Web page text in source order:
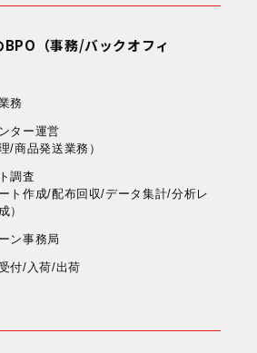
BPO（事務/バックオフィ
務
ター運営
/商品発送業務）
調査
ート作成/配布回収/データ集計/分析レ
）
ン事務局
付/入荷/出荷